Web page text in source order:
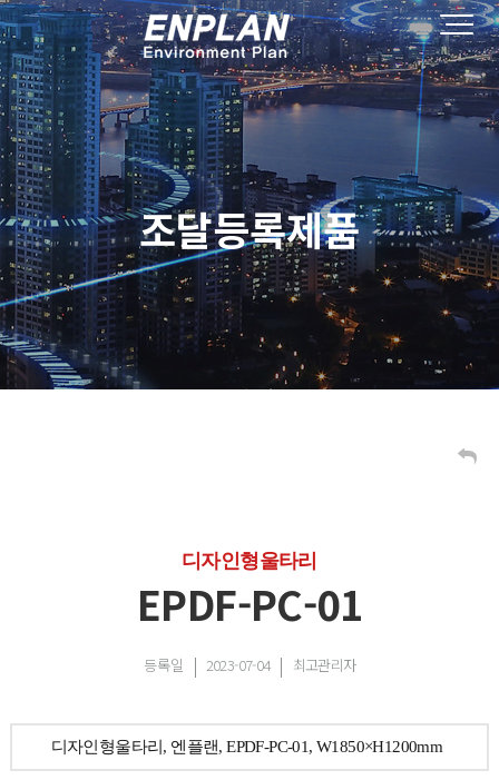
조달등록제품
디자인형울타리
EPDF-PC-01
등록일 2023-07-04 최고관리자
디자인형울타리, 엔플랜, EPDF-PC-01, W1850×H1200mm